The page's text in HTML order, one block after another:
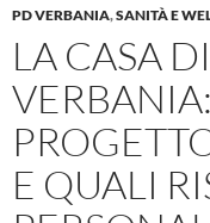
PD VERBANIA,SANITÀ E
LA CASA
E QUALI